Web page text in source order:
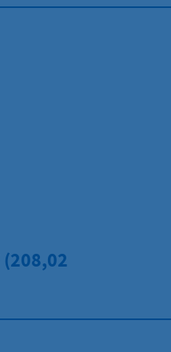
(208,02